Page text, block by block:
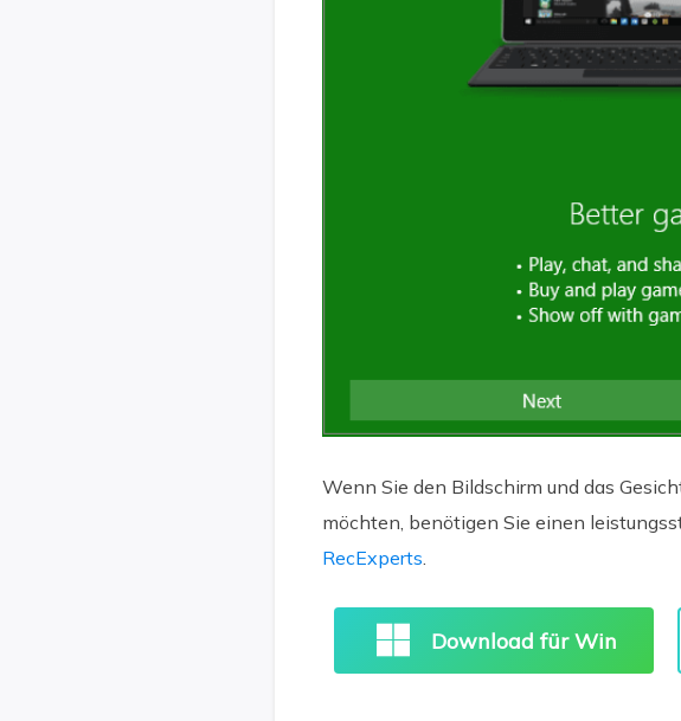
Wenn Sie den Bildschirm und das
möchten, benötigen Sie einen
RecExperts.
Download für Win